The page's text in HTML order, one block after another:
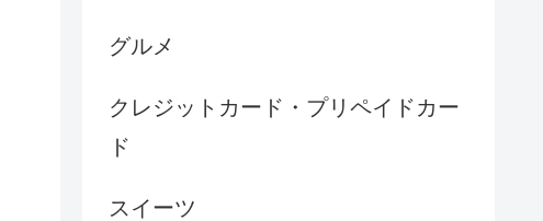
グルメ
クレジットカード・プリペイドカー
ド
スイーツ